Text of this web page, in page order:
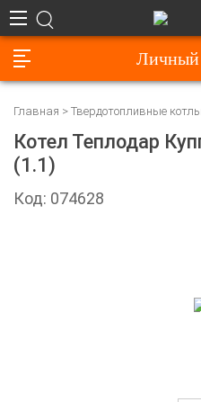
Личный
Главная Твердотопливные котлы
Котел Теплодар
(1.1)
Код: 074628